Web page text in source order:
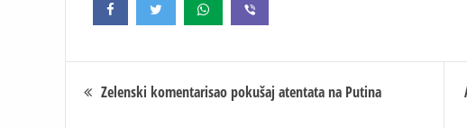
Кретање
Zelenski komentarisao pokušaj atentata na Putina